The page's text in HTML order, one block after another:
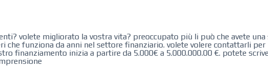
volete migliorato la vostra vita? preoccupato più li può che avete una
funziona da anni nel settore finanziario. volete volere contattarli per
finanziamento inizia a partire da 5.000€ a 5.000.000.00 €. potete